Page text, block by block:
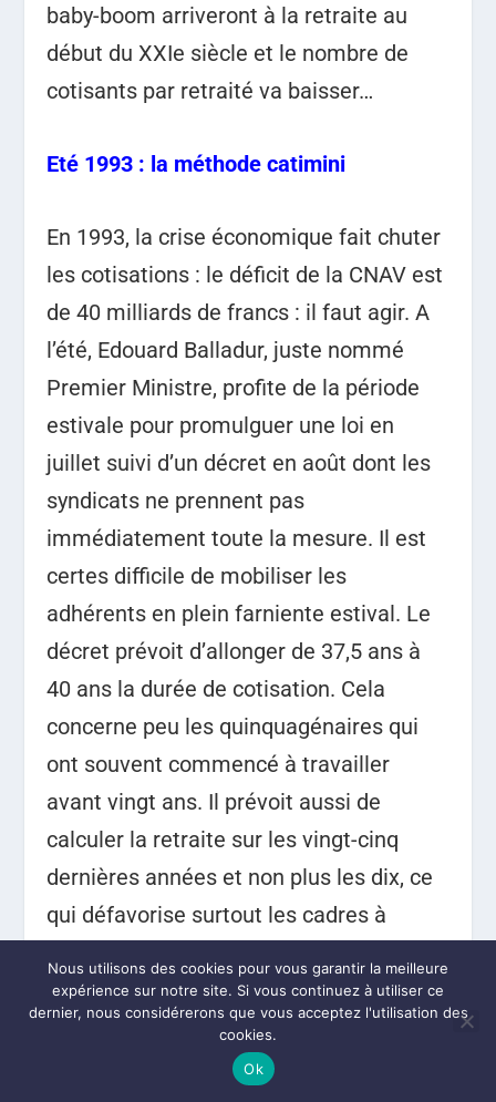
baby-boom arriveront à la retraite au
début du XXIe siècle et le nombre de
cotisants par retraité va baisser…
Eté 1993 : la méthode catimini
En 1993, la crise économique fait chuter
les cotisations : le déficit de la CNAV est
de 40 milliards de francs : il faut agir. A
l’été, Edouard Balladur, juste nommé
Premier Ministre, profite de la période
estivale pour promulguer une loi en
juillet suivi d’un décret en août dont les
syndicats ne prennent pas
immédiatement toute la mesure. Il est
certes difficile de mobiliser les
adhérents en plein farniente estival. Le
décret prévoit d’allonger de 37,5 ans à
40 ans la durée de cotisation. Cela
concerne peu les quinquagénaires qui
ont souvent commencé à travailler
avant vingt ans. Il prévoit aussi de
calculer la retraite sur les vingt-cinq
dernières années et non plus les dix, ce
qui défavorise surtout les cadres à
manière subtile, les salaires cotisés sont
réévalués sur l’indice des prix et non sur
celui des salaires, ce qui fera chuter le
Nous utilisons des cookies pour vous garantir la meilleure
expérience sur notre site. Si vous continuez à utiliser ce
dernier, nous considérerons que vous acceptez l'utilisation des
cookies.
Ok